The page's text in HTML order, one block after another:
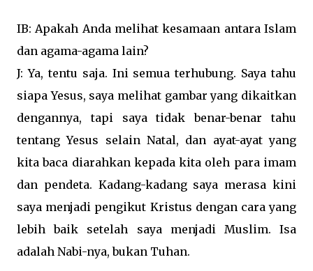
IB: Apakah Anda melihat kesamaan antara Islam
dan agama-agama lain?
J: Ya, tentu saja. Ini semua terhubung. Saya tahu
siapa Yesus, saya melihat gambar yang dikaitkan
dengannya, tapi saya tidak benar-benar tahu
tentang Yesus selain Natal, dan ayat-ayat yang
kita baca diarahkan kepada kita oleh para imam
dan pendeta. Kadang-kadang saya merasa kini
saya menjadi pengikut Kristus dengan cara yang
lebih baik setelah saya menjadi Muslim. Isa
adalah Nabi-nya, bukan Tuhan.